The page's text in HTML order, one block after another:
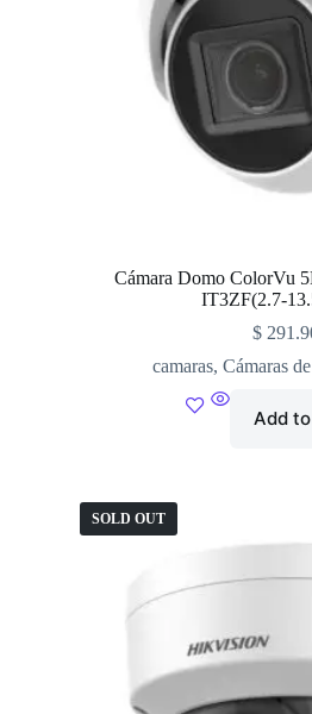
Cámara Domo ColorVu
IT3ZF(2.7-
$
camaras,Cámaras
Add
SOLD OUT